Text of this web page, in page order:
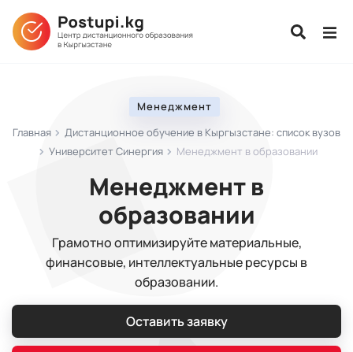
Менеджмент
Главная
Дистанционное обучение в Кыргызстане: список вузов
Университет Синергия
Менеджмент в образовании
Менеджмент в
образовании
Грамотно оптимизируйте материальные,
финансовые, интеллектуальные ресурсы в
образовании.
Оставить заявку